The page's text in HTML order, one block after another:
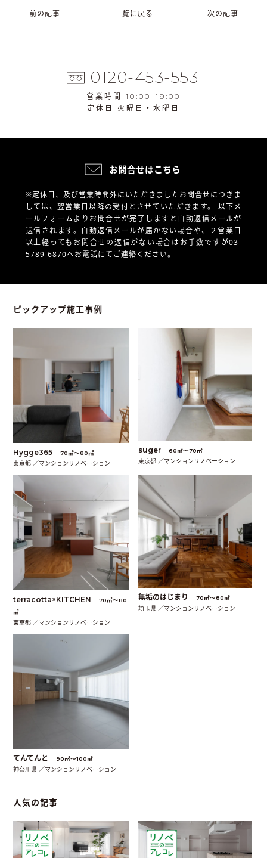
前の記事 一覧に戻る 次の記事
0120-453-553
営業時間 10:00-19:00
定休日 火曜日・水曜日
お問合せはこちら
※定休日、及び営業時間外にいただきましたお問合せにつきま
しては、翌営業日以降の受付とさせていただきます。 以下メ
ールフォームよりお問合せが完了しますと自動返信メールが
送信されます。自動返信メールが届かない場合や、
２営業日
以上経ってもお問合せの返信がない場合はお手数ですが03-
5789-6870へお電話にてご連絡ください。
ピックアップ施工事例
Hygge365 70㎡〜80㎡
東京都 ／マンションリノベーション
suger 60㎡〜70㎡
東京都 ／マンションリノベーション
terracotta×KITCHEN
70㎡〜80
㎡
東京都 ／マンションリノベーション
無垢のはじまり 70㎡〜80㎡
埼玉県 ／マンションリノベーション
てんてんと 90㎡〜100㎡
神奈川県 ／マンションリノベーション
人気の記事